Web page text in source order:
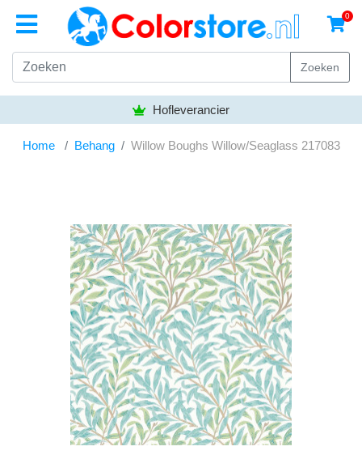
0
Zoeken
Bezorgen gratis vanaf50,- euro
Home Behang Willow Boughs Willow/Seaglass 217083